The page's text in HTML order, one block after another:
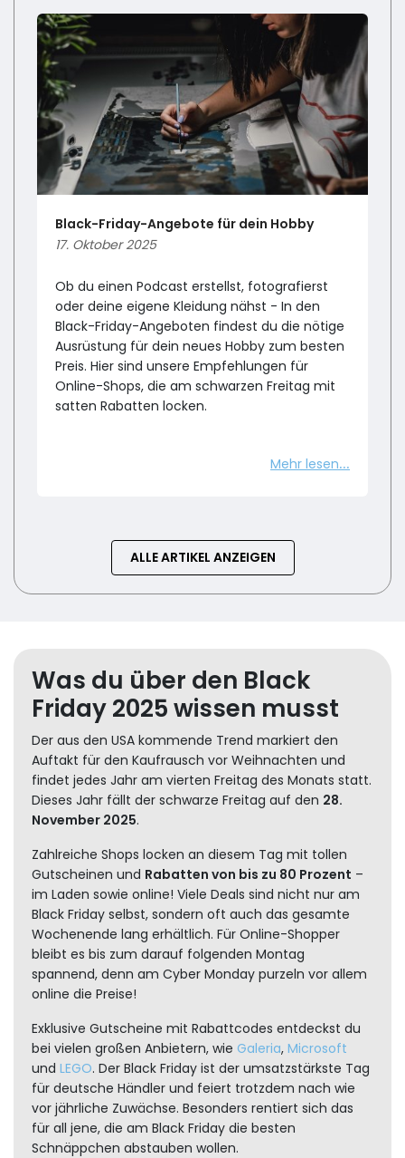
Black-Friday-Angebote für dein Hobby
17. Oktober 2025
Ob du einen Podcast erstellst, fotografierst
oder deine eigene Kleidung nähst - In den
Black-Friday-Angeboten findest du die nötige
Ausrüstung für dein neues Hobby zum besten
Preis. Hier sind unsere Empfehlungen für
Online-Shops, die am schwarzen Freitag mit
satten Rabatten locken.
Mehr lesen
ALLE ARTIKEL ANZEIGEN
Was du über den Black
Friday 2025 wissen musst
Der aus den USA kommende Trend markiert den
Auftakt für den Kaufrausch vor Weihnachten und
findet jedes Jahr am vierten Freitag des Monats statt.
Dieses Jahr fällt der schwarze Freitag auf den 28.
November 2025.
Zahlreiche Shops locken an diesem Tag mit tollen
Gutscheinen und Rabatten von bis zu 80 Prozent –
im Laden sowie online! Viele Deals sind nicht nur am
Black Friday selbst, sondern oft auch das gesamte
Wochenende lang erhältlich. Für Online-Shopper
bleibt es bis zum darauf folgenden Montag
spannend, denn am Cyber Monday purzeln vor allem
online die Preise!
Exklusive Gutscheine mit Rabattcodes entdeckst du
bei vielen großen Anbietern, wie Galeria, Microsoft
und LEGO. Der Black Friday ist der umsatzstärkste Tag
für deutsche Händler und feiert trotzdem nach wie
vor jährliche Zuwächse. Besonders rentiert sich das
für all jene, die am Black Friday die besten
Schnäppchen abstauben wollen.